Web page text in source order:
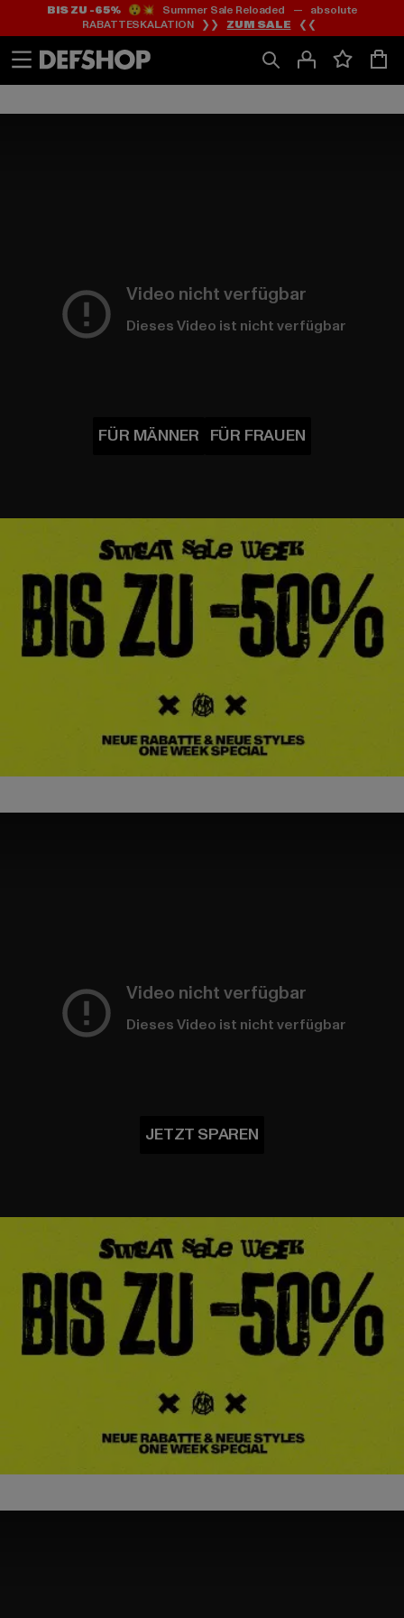
Zum
Inhalt
springen
Zum
Fußzeile
springen
BIS ZU -65%😲💥 Summer Sale Reloaded — absolute
RABATTESKALATION ❯❯ ZUM SALE ❮❮
Video nicht verfügbar
Dieses Video ist nicht verfügbar
Video nicht verfügbar
Dieses Video ist nicht verfügbar